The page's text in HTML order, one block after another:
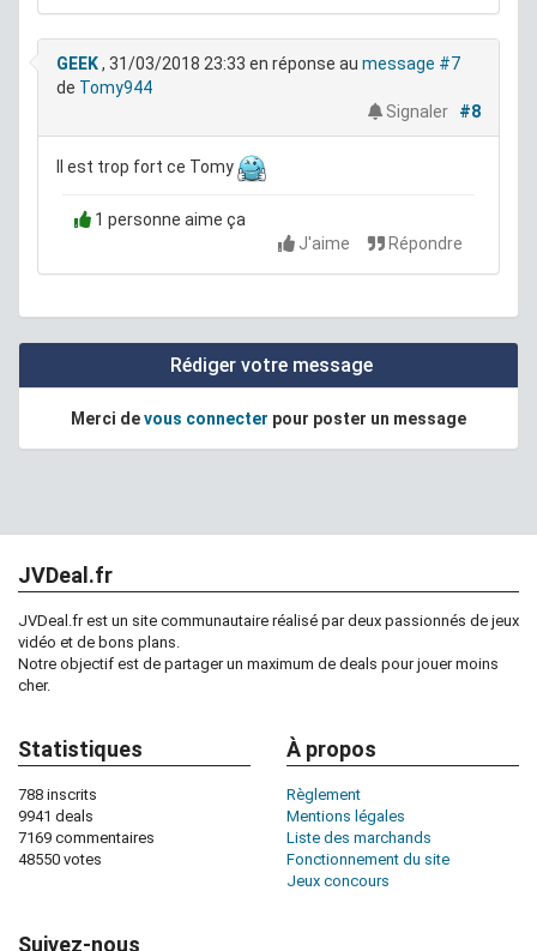
GEEK, 31/03/2018 23:33 en réponse au message #7
de Tomy944
Signaler
#8
Il est trop fort ce Tomy
1 personne aime ça
J'aime
Répondre
Rédiger votre message
Merci devous connecter pour poster un message
JVDeal.fr
JVDeal.fr est un site communautaire réalisé par deux passionnés de jeux
vidéo et de bons plans.
Notre objectif est de partager un maximum de deals pour jouer moins
cher.
Statistiques
788 inscrits
9941 deals
7169 commentaires
48550 votes
À propos
Règlement
Mentions légales
Liste des marchands
Fonctionnement du site
Jeux concours
Suivez-nous